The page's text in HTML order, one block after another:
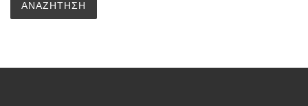
ΑΝΑΖΉΤΗΣΗ